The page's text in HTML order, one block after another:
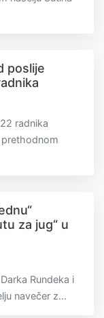
poslije
radnika
za jug“ u
Rundeka i
navečer z...